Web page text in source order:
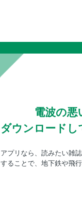
電波の悪
ダウンロード
アプリなら、読みたい雑
することで、地下鉄や飛